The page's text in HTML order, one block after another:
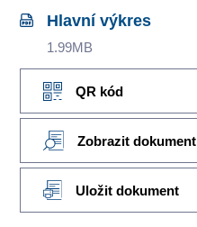
Hlavní výkres
1.99MB
QR kód
Zobrazit dokument
Uložit dokument